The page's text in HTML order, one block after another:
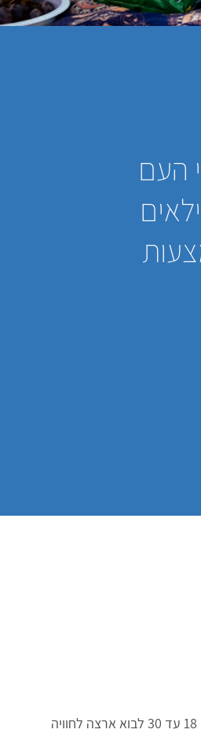
העם
פרויקט מסע קורא למאות אלפי הצעירים היהודים בגילי 18 עד 30 לבוא ארצה לחוויה